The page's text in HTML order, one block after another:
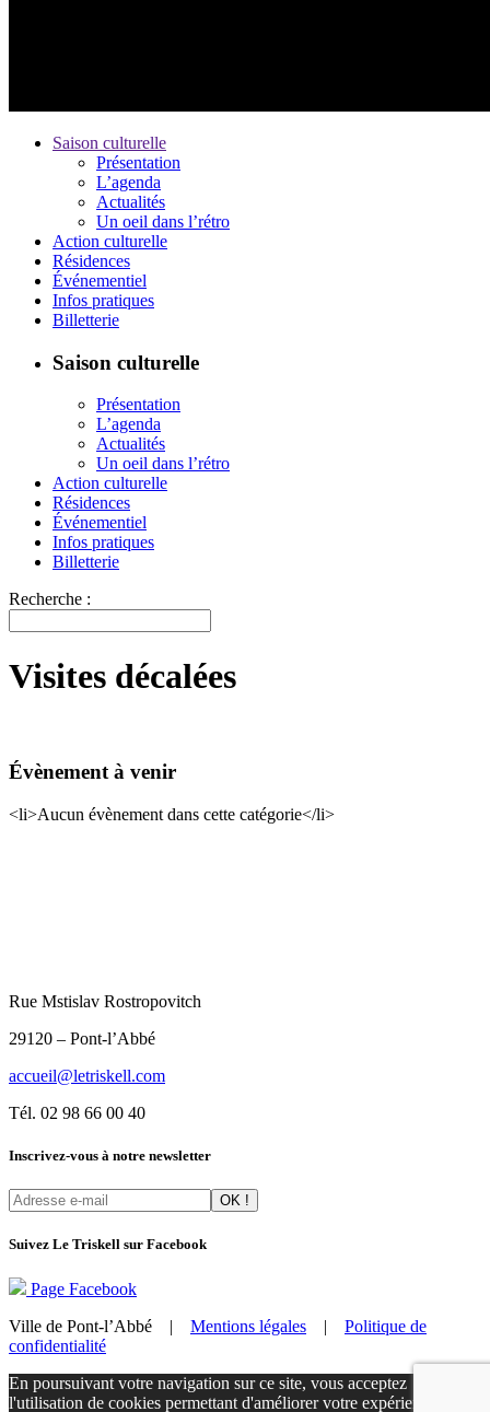
Saison culturelle
Présentation
L’agenda
Actualités
Un oeil dans l’rétro
Action culturelle
Résidences
Événementiel
Infos pratiques
Billetterie
Saison culturelle
Présentation
L’agenda
Actualités
Un oeil dans l’rétro
Action culturelle
Résidences
Événementiel
Infos pratiques
Billetterie
Recherche :
Visites décalées
Évènement à venir
<li>Aucun évènement dans cette catégorie</li>
Rue Mstislav Rostropovitch
29120 – Pont-l’Abbé
accueil@letriskell.com
Tél. 02 98 66 00 40
Inscrivez-vous à notre newsletter
Suivez Le Triskell sur Facebook
Page Facebook
Ville de Pont-l’Abbé | Mentions légales | Politique de
confidentialité
En poursuivant votre navigation sur ce site, vous acceptez
l'utilisation de cookies permettant d'améliorer votre expérience